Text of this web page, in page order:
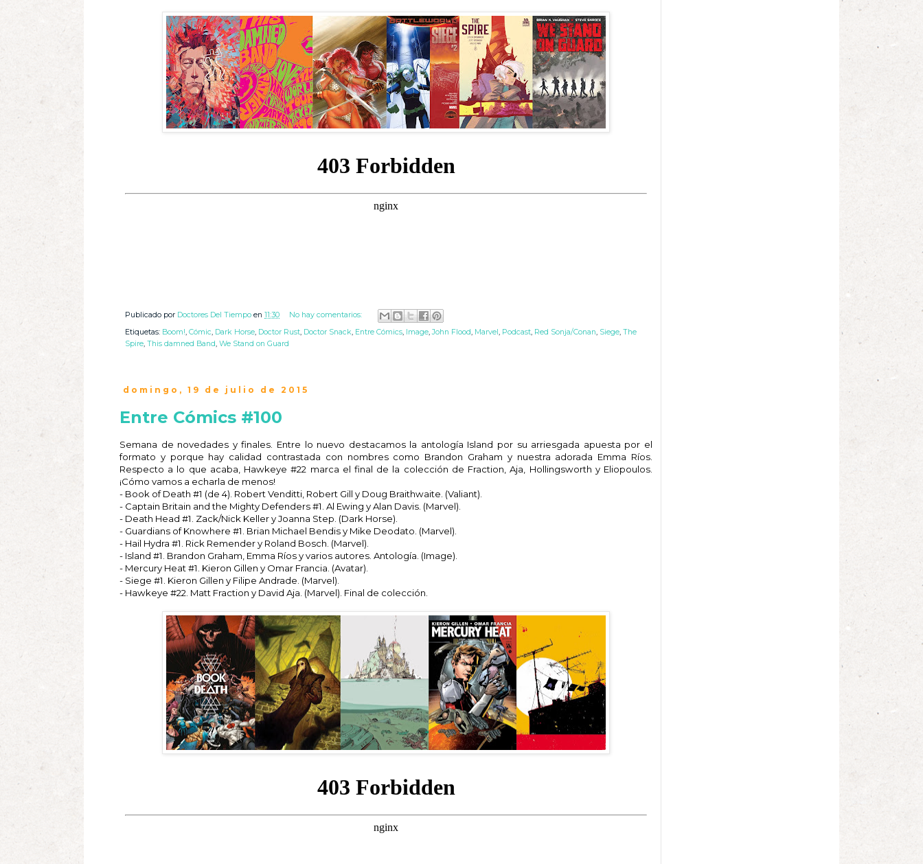
Publicado por Doctores Del Tiempo en 11:30
No hay comentarios:
Etiquetas: Boom!, Cómic, Dark Horse, Doctor Rust, Doctor Snack, Entre Cómics, Image,John Flood, Marvel, Podcast, Red Sonja/Conan, Siege, The
Spire, This damned Band, We Stand on Guard
domingo, 19 de julio de 2015
Entre Cómics #100
Semana de novedades y finales. Entre lo nuevo destacamos la antología Island por su arriesgada apuesta por el
formato y porque hay calidad contrastada con nombres como Brandon Graham y nuestra adorada Emma Ríos.
Respecto a lo que acaba, Hawkeye #22 marca el final de la colección de Fraction, Aja, Hollingsworth y Eliopoulos.
¡Cómo vamos a echarla de menos!
- Book of Death #1 (de 4). Robert Venditti, Robert Gill y Doug Braithwaite. (Valiant).
- Captain Britain and the Mighty Defenders #1. Al Ewing y Alan Davis. (Marvel).
- Death Head #1. Zack/Nick Keller y Joanna Step. (Dark Horse).
- Guardians of Knowhere #1. Brian Michael Bendis y Mike Deodato. (Marvel).
- Hail Hydra #1. Rick Remender y Roland Bosch. (Marvel).
- Island #1. Brandon Graham, Emma Ríos y varios autores. Antología. (Image).
- Mercury Heat #1. Kieron Gillen y Omar Francia. (Avatar).
- Siege #1. Kieron Gillen y Filipe Andrade. (Marvel).
- Hawkeye #22. Matt Fraction y David Aja. (Marvel). Final de colección.